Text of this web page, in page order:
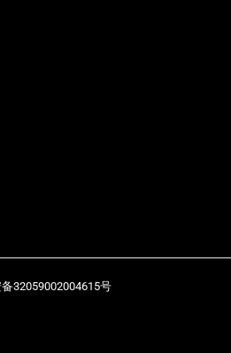
32059002004615号